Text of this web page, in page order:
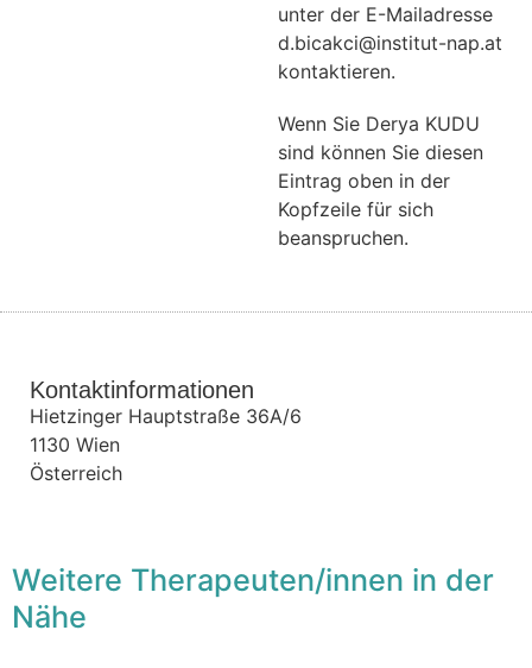
unter der E-Mailadresse
d.bicakci@institut-nap.at
kontaktieren.
Wenn Sie Derya KUDU
sind können Sie diesen
Eintrag oben in der
Kopfzeile für sich
beanspruchen.
Kontaktinformationen
Hietzinger Hauptstraße 36A/6
1130 Wien
Österreich
Weitere Therapeuten/innen in der
Nähe